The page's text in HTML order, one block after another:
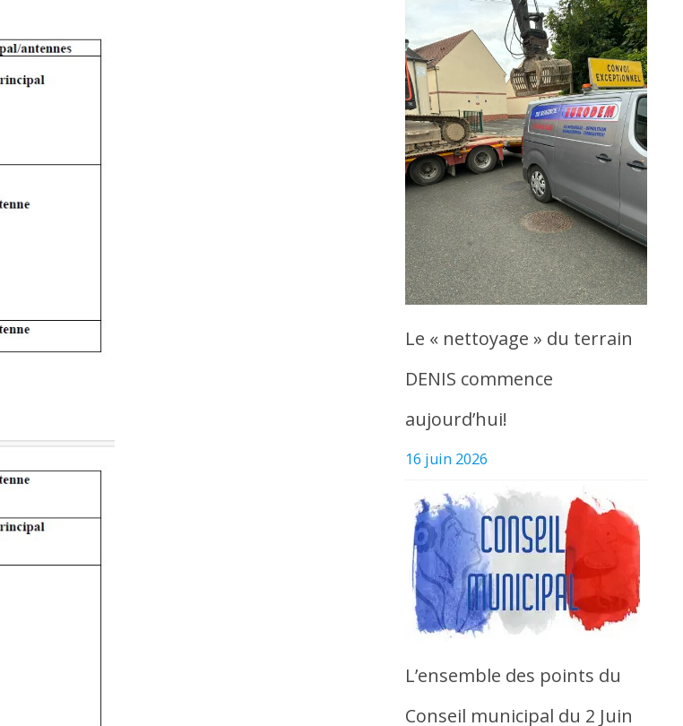
Le « nettoyage » du terrain
DENIS commence
aujourd’hui!
16 juin 2026
L’ensemble des points du
Conseil municipal du 2 Juin